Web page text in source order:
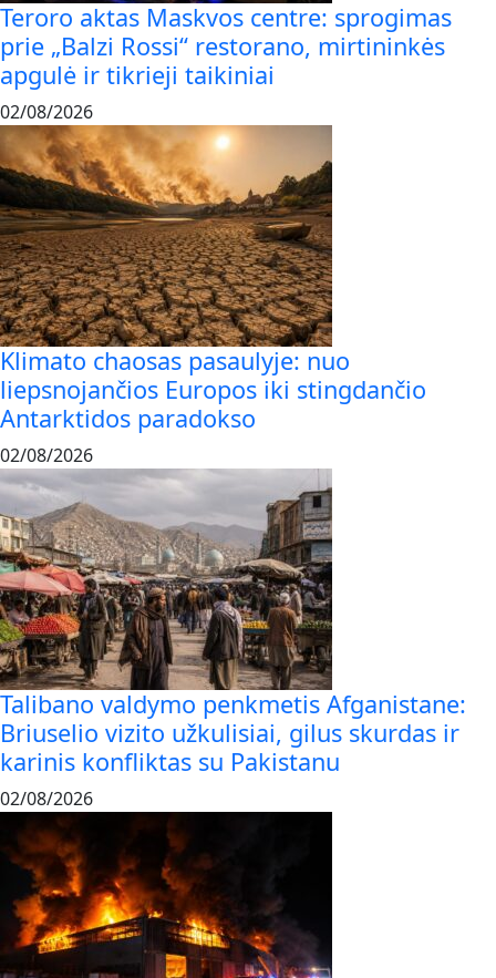
Teroro aktas Maskvos centre: sprogimas
prie „Balzi Rossi“ restorano, mirtininkės
apgulė ir tikrieji taikiniai
02/08/2026
Klimato chaosas pasaulyje: nuo
liepsnojančios Europos iki stingdančio
Antarktidos paradokso
02/08/2026
Talibano valdymo penkmetis Afganistane:
Briuselio vizito užkulisiai, gilus skurdas ir
karinis konfliktas su Pakistanu
02/08/2026